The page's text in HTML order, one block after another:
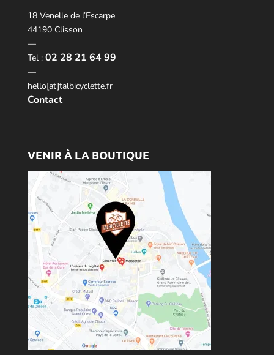
18 Venelle de l’Escarpe
44190 Clisson
—
Tel : 02 28 21 64 99
—
hello[at]talbicyclette.fr
Contact
VENIR À LA BOUTIQUE